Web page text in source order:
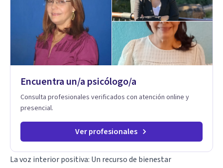
Encuentra un/a psicólogo/a
Consulta profesionales verificados con atención online y
presencial.
Ver profesionales
La voz interior positiva: Un recurso de bienestar